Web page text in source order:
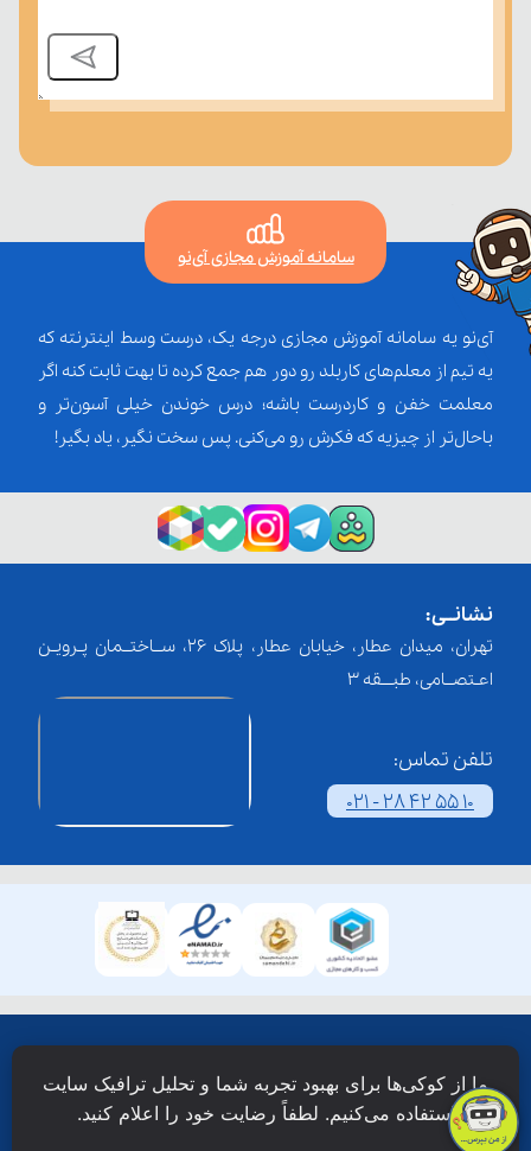
سامانه آموزش مجازی آی‌نو
آی‌نو یه سامانه آموزش مجازی درجه یک، درست وسط اینترنته که
یه تیم از معلم‌‌های کاربلد رو دور هم جمع کرده تا بهت ثابت کنه اگر
معلمت خفن و کاردرست باشه؛ درس خوندن خیلی آسون‌تر و
باحال‌تر از چیزیه که فکرش رو می‌کنی. پس سخت نگیر، یاد بگیر!
نشانــی:
تهران، میدان عطار، خیابان عطار، پلاک 26، ســاختــمان پـرویـن
اعـتصــامی، طبـــقه 3
تلفن تماس:
021 - 28 42 55 10
دانش نویان محفوظ است.
ما از کوکی‌ها برای بهبود تجربه شما و تحلیل ترافیک سایت
استفاده می‌کنیم. لطفاً رضایت خود را اعلام کنید.